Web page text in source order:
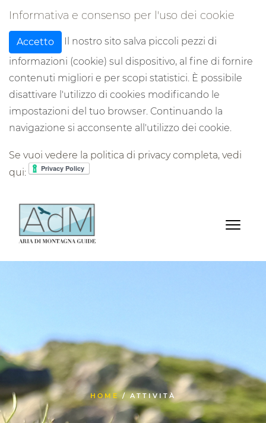
Informativa e consenso per l'uso dei cookie
Accetto
Il nostro sito salva piccoli pezzi di
informazioni (cookie) sul dispositivo, al fine di fornire
contenuti migliori e per scopi statistici. È possibile
disattivare l'utilizzo di cookies modificando le
impostazioni del tuo browser. Continuando la
navigazione si acconsente all'utilizzo dei cookie.
Se vuoi vedere la politica di privacy completa, vedi
qui:
HOME / ATTIVITÀ